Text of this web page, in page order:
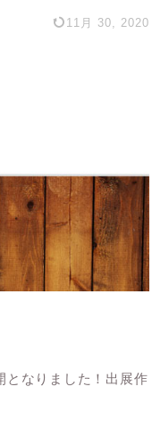
11月 30, 2020
となりました！出展作